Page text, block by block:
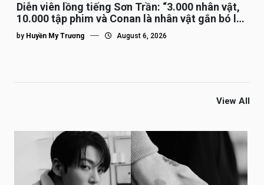
Diễn viên lồng tiếng Sơn Trần: “3.000 nhân vật,
10.000 tập phim và Conan là nhân vật gắn bó lâu
nhất”
by Huyền My Trương August 6, 2026
View All